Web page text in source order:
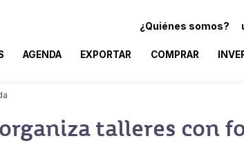
¿Quiénes somos?
AGENDA EXPORTAR COMPRAR
talleres con